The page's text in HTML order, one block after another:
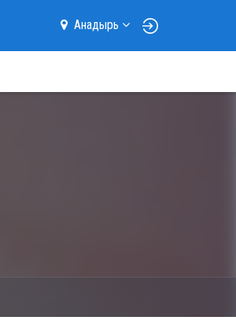
Анадырь